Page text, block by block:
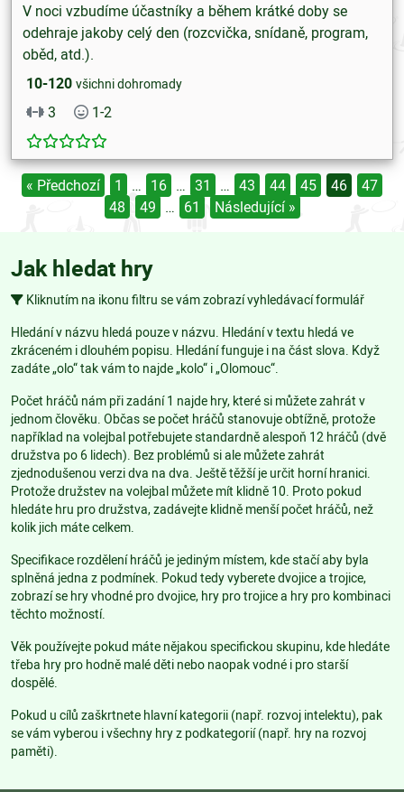
V noci vzbudíme účastníky a během krátké doby se
odehraje jakoby celý den (rozcvička, snídaně, program,
oběd, atd.).
10-120 všichni dohromady
3 1-2
« Předchozí 1 … 16 … 31 … 43 44 45 46
47
48
49 … 61 Následující »
Jak hledat hry
Kliknutím na ikonu filtru se vám zobrazí vyhledávací formulář
Hledání v názvu hledá pouze v názvu. Hledání v textu hledá ve
zkráceném i dlouhém popisu. Hledání funguje i na část slova. Když
zadáte „olo“ tak vám to najde „kolo“ i „Olomouc“.
Počet hráčů nám při zadání 1 najde hry, které si můžete zahrát v
jednom člověku. Občas se počet hráčů stanovuje obtížně, protože
například na volejbal potřebujete standardně alespoň 12 hráčů (dvě
družstva po 6 lidech). Bez problémů si ale můžete zahrát
zjednodušenou verzi dva na dva. Ještě těžší je určit horní hranici.
Protože družstev na volejbal můžete mít klidně 10. Proto pokud
hledáte hru pro družstva, zadávejte klidně menší počet hráčů, než
kolik jich máte celkem.
Specifikace rozdělení hráčů je jediným místem, kde stačí aby byla
splněná jedna z podmínek. Pokud tedy vyberete dvojice a trojice,
zobrazí se hry vhodné pro dvojice, hry pro trojice a hry pro kombinaci
těchto možností.
Věk používejte pokud máte nějakou specifickou skupinu, kde hledáte
třeba hry pro hodně malé děti nebo naopak vodné i pro starší
dospělé.
Pokud u cílů zaškrtnete hlavní kategorii (např. rozvoj intelektu), pak
se vám vyberou i všechny hry z podkategorií (např. hry na rozvoj
paměti).